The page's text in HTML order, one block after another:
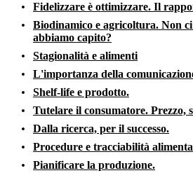
Fidelizzare è ottimizzare. Il
Biodinamico e agricoltura. Non
abbiamo capito?
Stagionalità e alimenti
L'importanza della
Shelf-life e prodotto.
Tutelare il consumatore. Prezzo,
Dalla ricerca, per il successo.
Procedure e tracciabilità
Pianificare la produzione.